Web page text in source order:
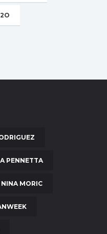
PENNETTA
NINA MORIC